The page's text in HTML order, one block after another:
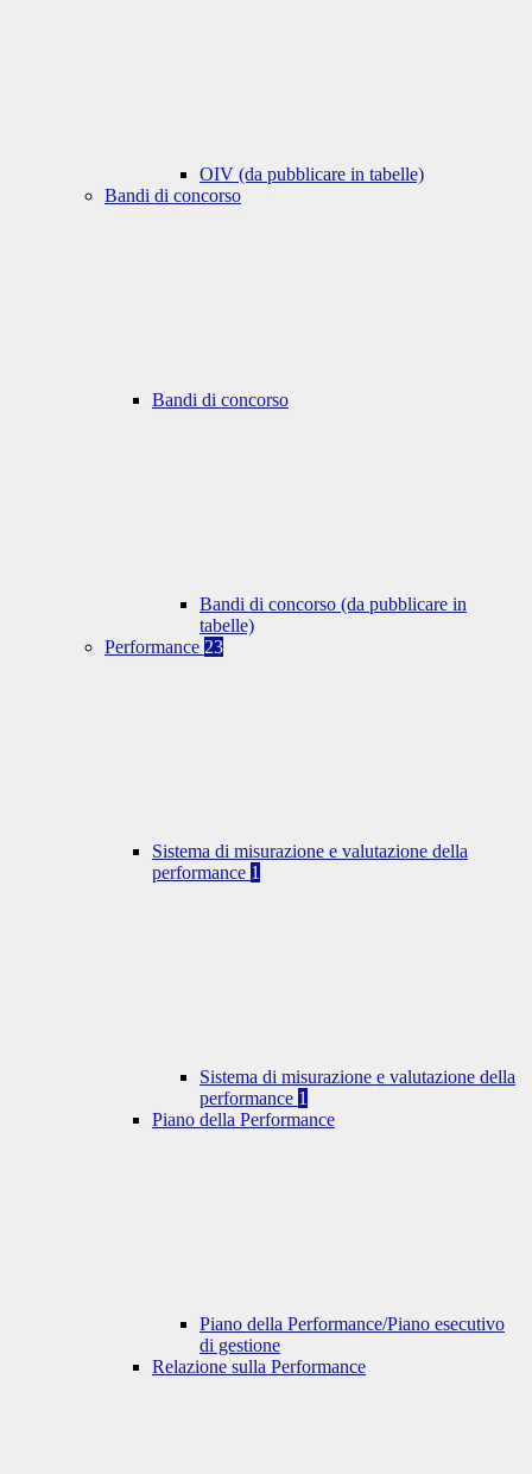
OIV (da pubblicare in tabelle)
Bandi di concorso
Bandi di concorso
Bandi di concorso (da pubblicare in
tabelle)
Performance 23
Sistema di misurazione e valutazione della
performance 1
Sistema di misurazione e valutazione della
performance 1
Piano della Performance
Piano della Performance/Piano esecutivo
di gestione
Relazione sulla Performance